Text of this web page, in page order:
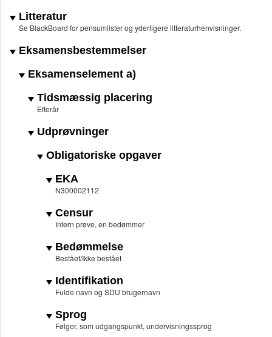
Litteratur
Se BlackBoard for pensumlister og yderligere litteraturhenvisninger.
Eksamensbestemmelser
Eksamenselement a)
Tidsmæssig placering
Efterår
Udprøvninger
Obligatoriske opgaver
EKA
N300002112
Censur
Intern prøve, en bedømmer
Bedømmelse
Bestået/Ikke bestået
Identifikation
Fulde navn og SDU brugernavn
Sprog
Følger, som udgangspunkt, undervisningssprog